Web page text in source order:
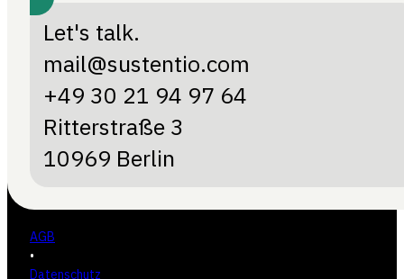
Let's talk.
mail@sustentio.com
+49 30 21 94 97 64
Ritterstraße 3
10969 Berlin
AGB
•
Datenschutz